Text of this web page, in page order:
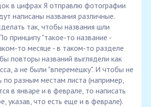
в цифрах Я отправлю фотографии
написаны названия различные.
так, чтобы названия шли
принципу "такое-то название -
то месяце - в таком-то разделе
повторы названий выглядели как
а не были "вперемешку". И чтобы не
по разным местам листа (например,
в январе и в феврале, то написать
указав, что есть еще и в феврале).